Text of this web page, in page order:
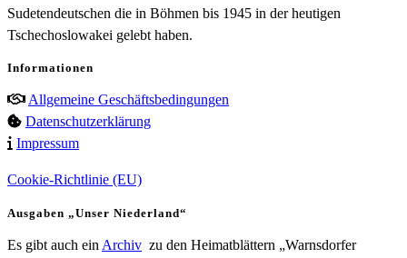
Sudetendeutschen die in Böhmen bis 1945 in der heutigen
Tschechoslowakei gelebt haben.
Informationen
Allgemeine Geschäftsbedingungen
Datenschutzerklärung
Impressum
Cookie-Richtlinie (EU)
Ausgaben „Unser Niederland“
Es gibt auch ein Archiv zu den Heimatblättern „Warnsdorfer